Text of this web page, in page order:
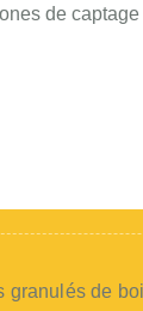
de
granulés de